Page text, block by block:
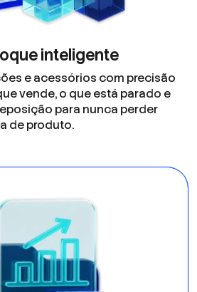
inteligente
e acessórios com precisão
vende, o que está parado e
para nunca perder
de produto.